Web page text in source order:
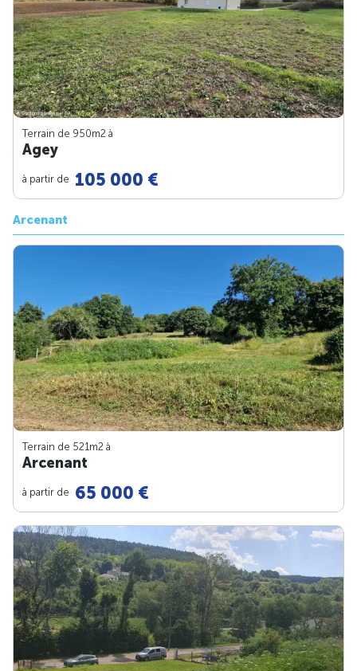
Terrain de 950m2 à
Agey
à partir de 105 000 €
Arcenant
Terrain de 521m2 à
Arcenant
à partir de 65 000 €